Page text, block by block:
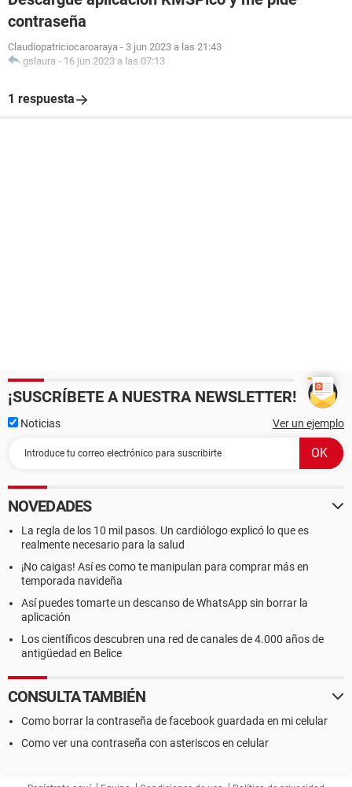
contraseña
Claudiopatriciocaroaraya - 3 jun 2023 a las 21:43
gslaura - 16 jun 2023 a las 07:13
1 respuesta
¡SUSCRÍBETE A NUESTRA NEWSLETTER!
Noticias Ver un ejemplo
NOVEDADES
La regla de los 10 mil pasos. Un cardiólogo explicó lo que es
realmente necesario para la salud
¡No caigas! Así es como te manipulan para comprar más en
temporada navideña
Así puedes tomarte un descanso de WhatsApp sin borrar la
aplicación
Los científicos descubren una red de canales de 4.000 años de
antigüedad en Belice
CONSULTA TAMBIÉN
Como borrar la contraseña de facebook guardada en mi celular
Como ver una contraseña con asteriscos en celular